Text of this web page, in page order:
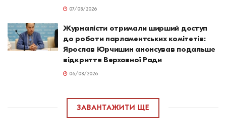
07/08/2026
Журналісти отримали ширший доступ
до роботи парламентських комітетів:
Ярослав Юрчишин анонсував подальше
відкриття Верховної Ради
06/08/2026
ЗАВАНТАЖИТИ ЩЕ